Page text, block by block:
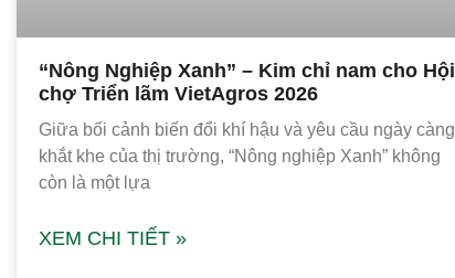
“Nông Nghiệp Xanh” – Kim chỉ nam cho Hội
chợ Triển lãm VietAgros 2026
Giữa bối cảnh biến đổi khí hậu và yêu cầu ngày càng
khắt khe của thị trường, “Nông nghiệp Xanh” không
còn là một lựa
XEM CHI TIẾT »